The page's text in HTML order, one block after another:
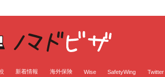
新着情報 海外保険 Wise SafetyWing Twitter